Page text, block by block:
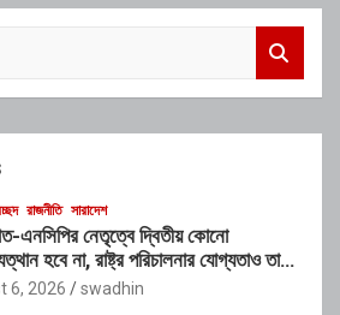
রাজনীতি সারাদেশ
এনসিপির নেতৃত্বে দ্বিতীয় কোনো
হবে না, রাষ্ট্র পরিচালনার যোগ্যতাও তাদের
খাঁনের
6, 2026 swadhin